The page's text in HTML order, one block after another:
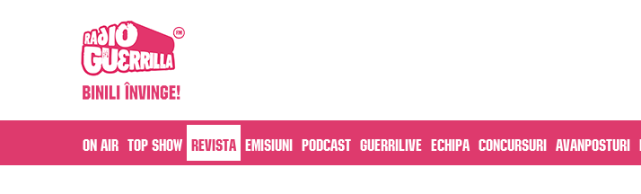
On air Top Show Revista Emisiuni Podcast Guerrilive Echipa Concursuri Avanposturi